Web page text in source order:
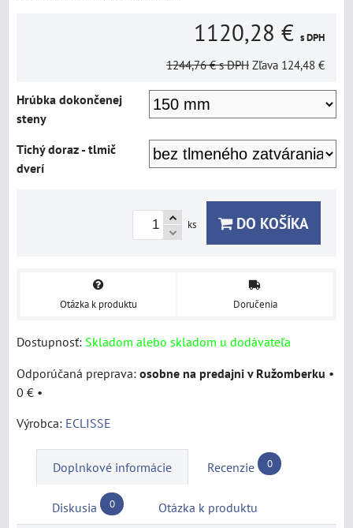
1120,28 € s DPH
1244,76 € s DPH Zľava 124,48 €
Hrúbka dokončenej
steny
Tichý doraz - tlmič
dverí
ks DO KOŠÍKA
Otázka k produktu Doručenia
Dostupnosť: Skladom alebo skladom u dodávateľa
osobne na predajni v Ružomberku •
0 € •
Výrobca: ECLISSE
Doplnkové informácie Recenzie 0
Diskusia 0 Otázka k produktu